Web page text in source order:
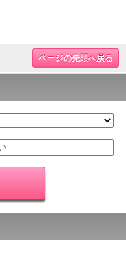
ページの先頭へ戻る